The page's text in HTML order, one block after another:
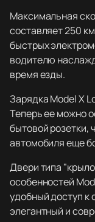
Максимальная
составляет 250
быстрых
водителю
время езды.
Зарядка Model X
Теперь ее можно
бытовой розетки,
автомобиля еще
Двери типа
особенностей
удобный доступ к
элегантный и